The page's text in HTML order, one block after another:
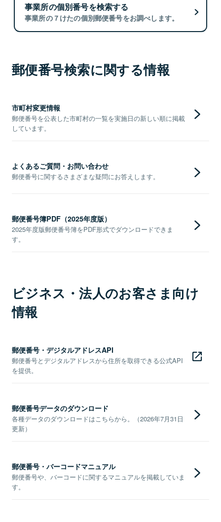
事業所の個別番号を検索する
事業所の７けたの個別郵便番号をお調べします。
郵便番号検索に関する情報
市町村変更情報
郵便番号を公表した市町村の一覧を実施日の新しい順に掲載
しています。
よくあるご質問・お問い合わせ
郵便番号に関するさまざまな疑問にお答えします。
郵便番号簿PDF（2025年度版）
2025年度版郵便番号簿をPDF形式でダウンロードできま
す。
ビジネス・法人のお客さま向け
情報
郵便番号・デジタルアドレスAPI
郵便番号とデジタルアドレスから住所を取得できる公式API
を提供。
郵便番号データのダウンロード
各種データのダウンロードはこちらから。（2026年7月31日
更新）
郵便番号・バーコードマニュアル
郵便番号や、バーコードに関するマニュアルを掲載していま
す。